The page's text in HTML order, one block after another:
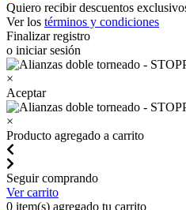
Quiero recibir descuentos
Ver los términos y condiciones
Finalizar registro
o iniciar sesión
×
Aceptar
×
Producto agregado a carrito
Seguir comprando
Ver carrito
0 item(s) agregado tu carrito